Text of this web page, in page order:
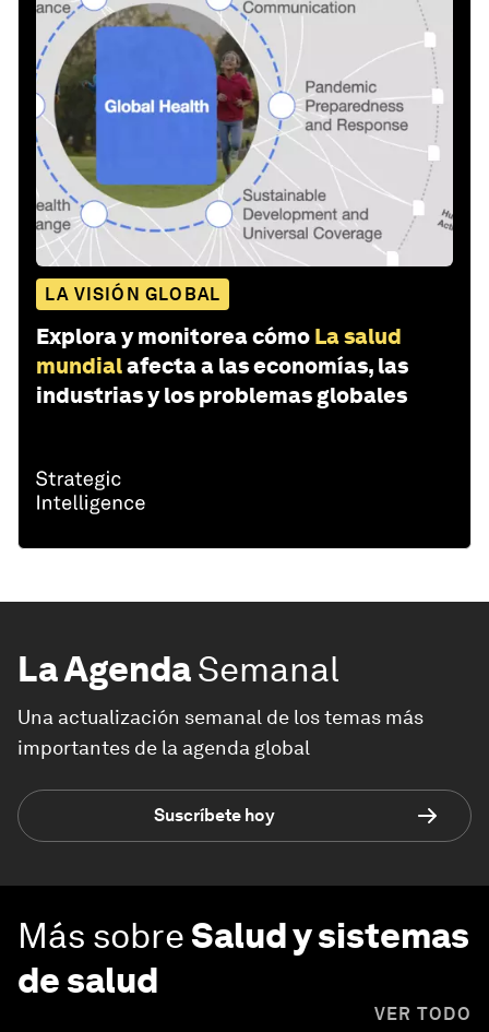
LA VISIÓN GLOBAL
Explora y monitorea cómo La salud
mundialafecta a las economías, las
industrias y los problemas globales
La AgendaSemanal
Una actualización semanal de los temas más
importantes de la agenda global
Suscríbete hoy
Más sobreSalud y sistemas
de salud
VER TODO